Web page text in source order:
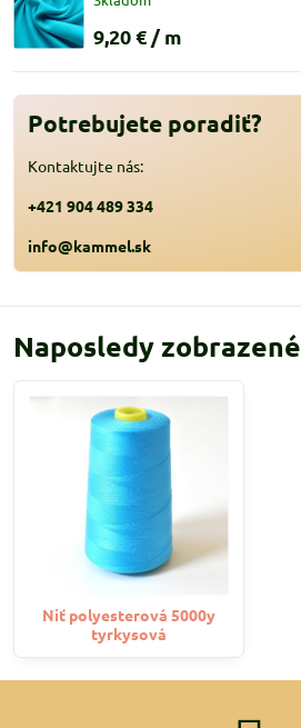
9,20 € / m
Potrebujete poradiť?
Kontaktujte nás:
+421 904 489 334
info@kammel.sk
Naposledy zobrazené
Niť polyesterová 5000y
tyrkysová